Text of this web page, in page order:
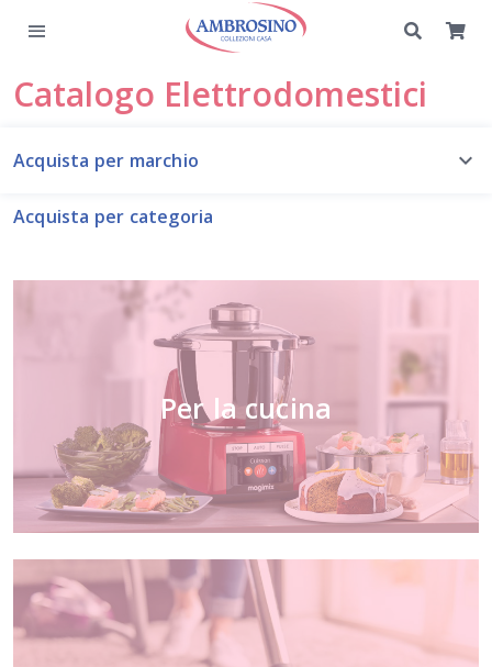
Catalogo Elettrodomestici
Acquista per marchio
Acquista per categoria
Per la cucina